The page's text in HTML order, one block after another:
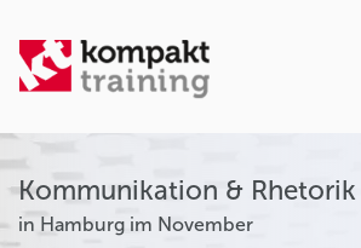
Kommunikation & Rhetorik
in Hamburg im November